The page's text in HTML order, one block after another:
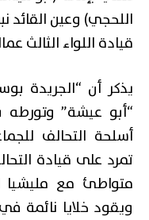
اللحجي) وعين القائد
قيادة اللواء الثالث
يذكر أن “الجريدة
“أبو عيشة” وتورطه
أسلحة التحالف
تمرد على قيادة
متواطئ مع مليشيا
ويقود خلايا نائمة